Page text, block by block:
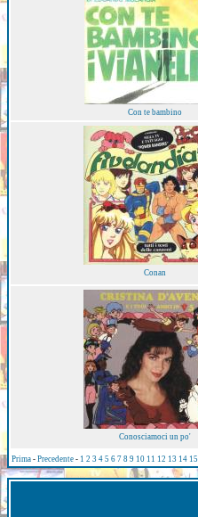
Con te bambino
Conan
Conosciamoci un po'
Prima - Precedente - 1 2 3 4 5 6 7 8 9 10 11 12 13 14 15